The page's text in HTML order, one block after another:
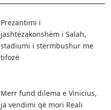
Prezantimi i
jashtëzakonshëm i Salah,
stadiumi i stërmbushur me
tifozë
Merr fund dilema e Vinicius,
ja vendimi që mori Reali